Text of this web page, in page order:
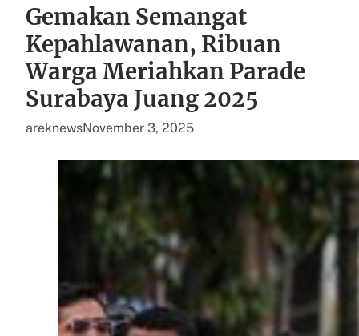
Gemakan Semangat
Kepahlawanan, Ribuan
Warga Meriahkan Parade
Surabaya Juang 2025
areknewsNovember 3, 2025